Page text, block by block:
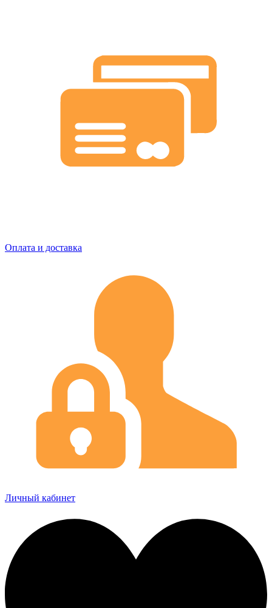
Оплата и доставка
Личный кабинет